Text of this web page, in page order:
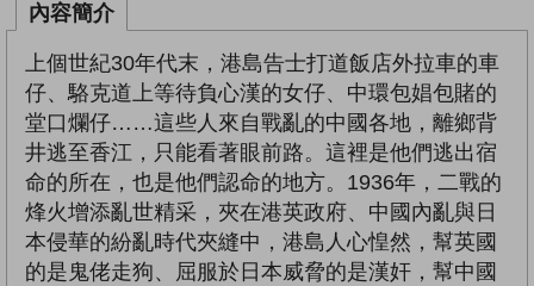
內容簡介
上個世紀30年代末，港島告士打道飯店外拉車的車
仔、駱克道上等待負心漢的女仔、中環包娼包賭的
堂口爛仔……這些人來自戰亂的中國各地，離鄉背
井逃至香江，只能看著眼前路。這裡是他們逃出宿
命的所在，也是他們認命的地方。1936年，二戰的
烽火增添亂世精采，夾在港英政府、中國內亂與日
本侵華的紛亂時代夾縫中，港島人心惶然，幫英國
的是鬼佬走狗、屈服於日本威脅的是漢奸，幫中國